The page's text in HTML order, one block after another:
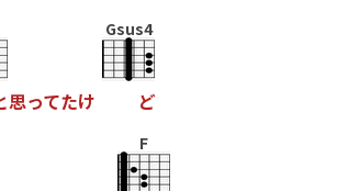
思ってたけ
Gsus4
ど
F